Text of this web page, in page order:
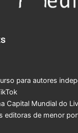
para autores
Capital Mundial do
editoras de menor